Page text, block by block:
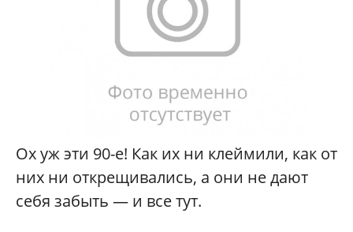
Ох уж эти 90-е! Как их ни клеймили, как от
них ни открещивались, а они не дают
себя забыть — и все тут.